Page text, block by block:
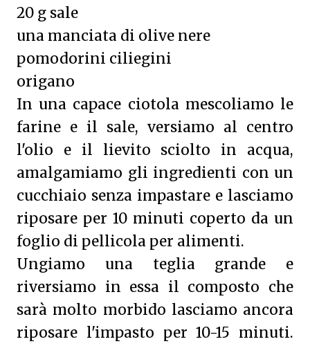
20 g sale
una manciata di olive nere
pomodorini ciliegini
origano
In una capace ciotola mescoliamo le
farine e il sale, versiamo al centro
l'olio e il lievito sciolto in acqua,
amalgamiamo gli ingredienti con un
cucchiaio senza impastare e lasciamo
riposare per 10 minuti coperto da un
foglio di pellicola per alimenti.
Ungiamo una teglia grande e
riversiamo in essa il composto che
sarà molto morbido lasciamo ancora
riposare l'impasto per 10-15 minuti.